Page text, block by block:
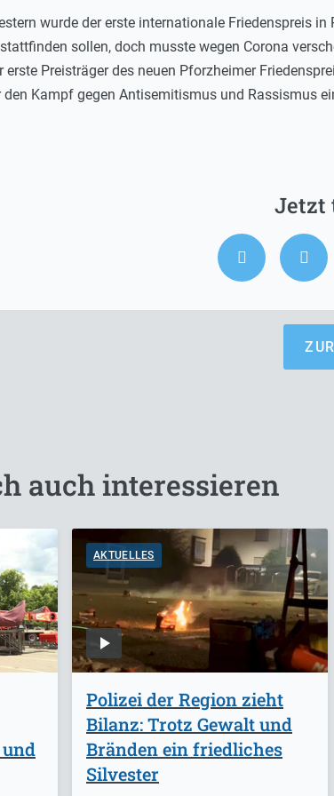
wurde der erste internationale Friedenspreis
sollen, doch musste wegen Corona
erste Preisträger des neuen Pforzheimer
Kampf gegen Antisemitismus und Rassismus
auch interessieren
AKTUELLES
Polizei der Region zieht
Bilanz: Trotz Gewalt und
Bränden ein friedliches
Silvester